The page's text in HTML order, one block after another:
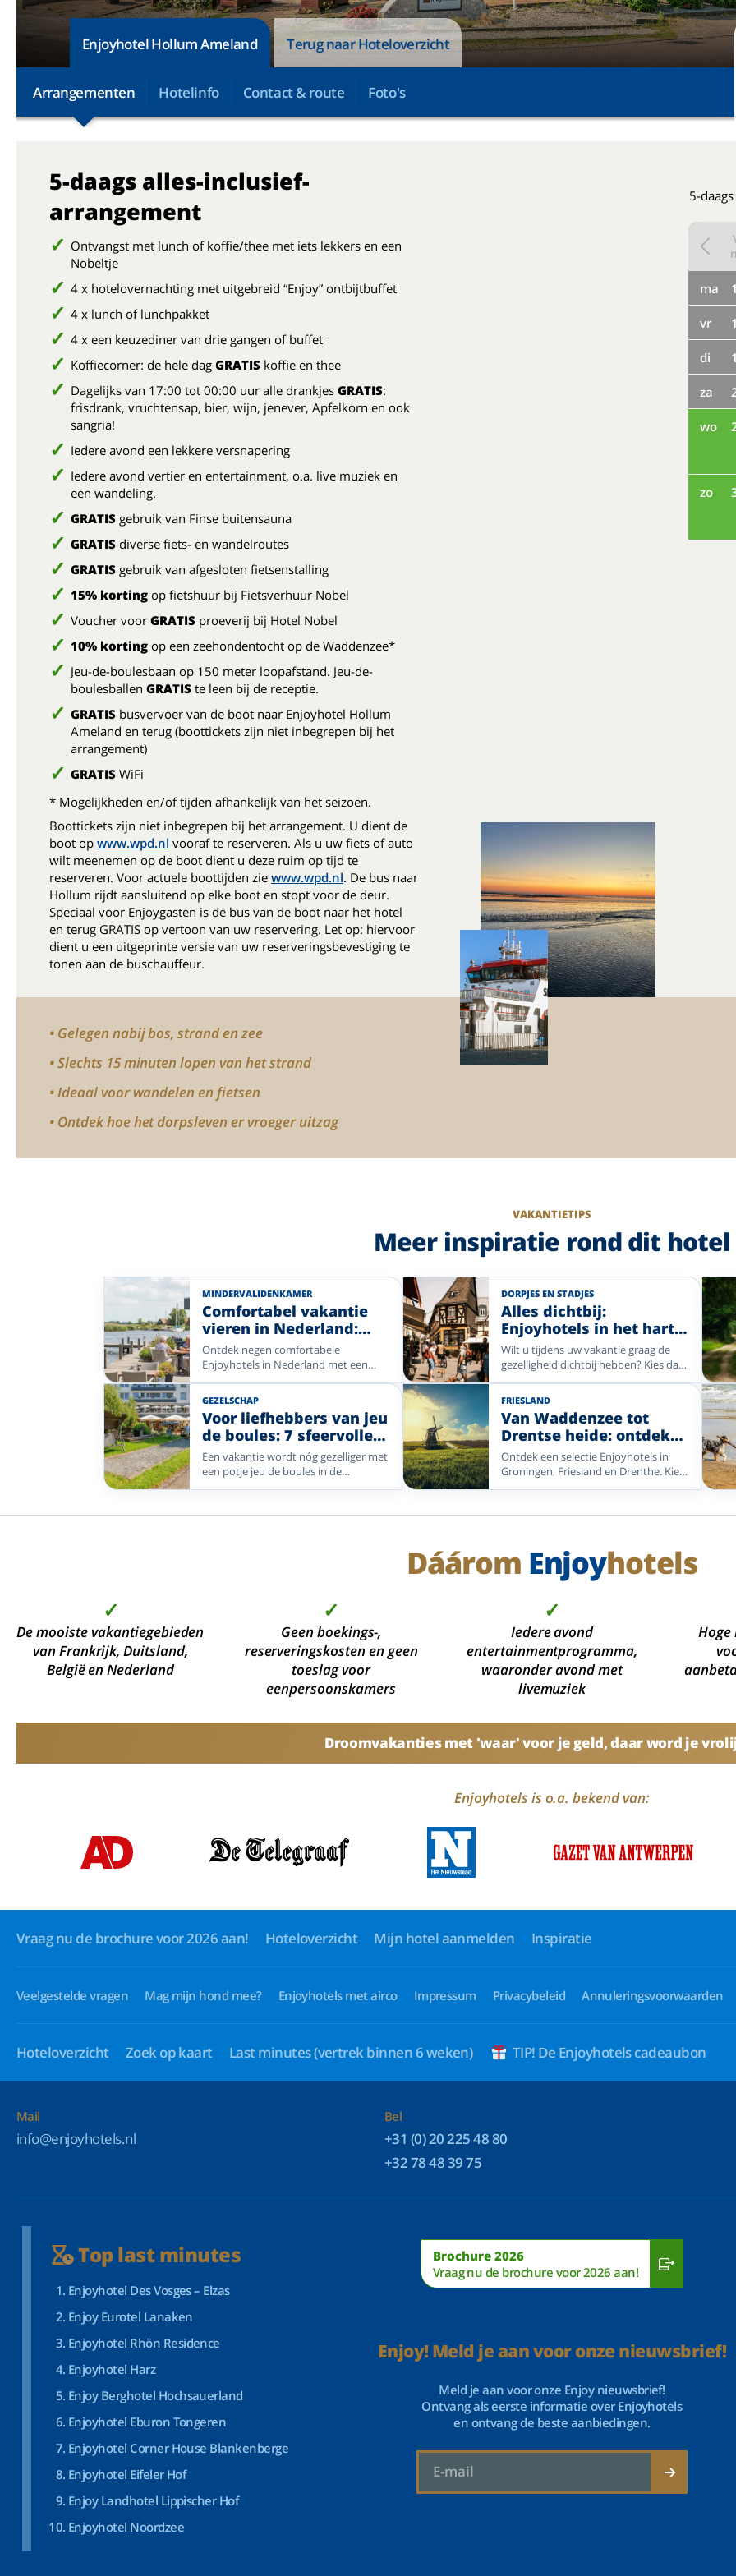
Enjoyhotel Hollum Ameland Terug naar Hoteloverzicht
Arrangementen Hotelinfo Contact & route Foto's
5-daags alles-inclusief-
arrangement
Ontvangst met lunch of koffie/thee met iets lekkers en een
Nobeltje
4 x hotelovernachting met uitgebreid “Enjoy” ontbijtbuffet
4 x lunch of lunchpakket
4 x een keuzediner van drie gangen of buffet
Koffiecorner: de hele dag GRATIS koffie en thee
Dagelijks van 17:00 tot 00:00 uur alle drankjes GRATIS:
frisdrank, vruchtensap, bier, wijn, jenever, Apfelkorn en ook
sangria!
Iedere avond een lekkere versnapering
Iedere avond vertier en entertainment, o.a. live muziek en
een wandeling.
GRATIS gebruik van Finse buitensauna
GRATIS diverse fiets- en wandelroutes
GRATIS gebruik van afgesloten fietsenstalling
15% korting op fietshuur bij Fietsverhuur Nobel
Voucher voor GRATIS proeverij bij Hotel Nobel
10% korting op een zeehondentocht op de Waddenzee*
Jeu-de-boulesbaan op 150 meter loopafstand. Jeu-de-
boulesballen GRATIS te leen bij de receptie.
GRATIS busvervoer van de boot naar Enjoyhotel Hollum
Ameland en terug (boottickets zijn niet inbegrepen bij het
arrangement)
GRATIS WiFi
* Mogelijkheden en/of tijden afhankelijk van het seizoen.
Boottickets zijn niet inbegrepen bij het arrangement. U dient de
boot op www.wpd.nl vooraf te reserveren. Als u uw fiets of auto
wilt meenemen op de boot dient u deze ruim op tijd te
reserveren. Voor actuele boottijden zie www.wpd.nl. De bus naar
Hollum rijdt aansluitend op elke boot en stopt voor de deur.
Speciaal voor Enjoygasten is de bus van de boot naar het hotel
en terug GRATIS op vertoon van uw reservering. Let op: hiervoor
dient u een uitgeprinte versie van uw reserveringsbevestiging te
tonen aan de buschauffeur.
5-
ma
vr
di
za
wo
zo
• Gelegen nabij bos, strand en zee
• Slechts 15 minuten lopen van het strand
• Ideaal voor wandelen en fietsen
• Ontdek hoe het dorpsleven er vroeger uitzag
VAKANTIETIPS
Meer inspiratie rond dit hotel
MINDERVALIDENKAMER
Comfortabel vakantie
vieren in Nederland:
Enjoyhotels met
mindervalidekamers
Ontdek negen comfortabele
Enjoyhotels in Nederland met een
mindervalidenkamer. Van de frisse
zeelucht aan de kust tot de rust van
de Veluwe, Friesland, Bergen, de
Betuwe en de Achterhoek: kies uw
favoriete bestemming en geniet
zorgeloos van een ontspannen
vakantie.
DORPJES EN STADJES
Alles dichtbij:
Enjoyhotels in het hart
van sfeervolle plaatsen
Wilt u tijdens uw vakantie graag de
gezelligheid dichtbij hebben? Kies dan
voor een Enjoyhotel in of nabij het
centrum. Van historische pleinen en
sfeervolle winkelstraten tot gezellige
dorpskernen: stap de deur uit en
ontdek direct de charme van uw
vakantiebestemming. Geniet van
comfort, gastvrijheid en alle mooie
plekken die op loopafstand liggen.
GEZELSCHAP
Voor liefhebbers van jeu
de boules: 7 sfeervolle
Enjoyhotels
Een vakantie wordt nóg gezelliger met
een potje jeu de boules in de
buitenlucht. Of u nu fanatiek speelt of
sfeer, bij deze zeven Enjoyhotels vindt
en de gastvrije sfeer die u van
Enjoyhotels gewend bent. Zo wordt
ieder verblijf een perfecte mix van
actief bezig zijn en onbezorgd
FRIESLAND
Van Waddenzee tot
Drentse heide: ontdek
de rust en ruimte van
Noord-Nederland met
Enjoyhotels
Ontdek een selectie Enjoyhotels in
Groningen, Friesland en Drenthe. Kies
voor wellness, Friese meren,
bos en heide.
Dáárom Enjoyhotels
✓
De mooiste vakantiegebieden
van Frankrijk, Duitsland,
België en Nederland
✓
Geen boekings-,
reserveringskosten en geen
toeslag voor
eenpersoonskamers
✓
Iedere avond
entertainmentprogramma,
waaronder avond met
livemuziek
Droomvakanties met 'waar' voor je geld, daar word je
Enjoyhotels is o.a. bekend van:
Vraag nu de brochure voor 2026 aan! Hoteloverzicht Mijn hotel aanmelden Inspiratie
Veelgestelde vragen Mag mijn hond mee? Enjoyhotels met airco Impressum Privacybeleid Annuleringsvoorwaarden
Hoteloverzicht Zoek op kaart Last minutes(vertrek binnen 6 weken) TIP! De Enjoyhotels cadeaubon
Mail
info@enjoyhotels.nl
Bel
+31 (0) 20 225 48 80
+32 78 48 39 75
Top last minutes
Enjoyhotel Des Vosges – Elzas
Enjoy Eurotel Lanaken
Enjoyhotel Rhön Residence
Enjoyhotel Harz
Enjoy Berghotel Hochsauerland
Enjoyhotel Eburon Tongeren
Enjoyhotel Corner House Blankenberge
Enjoyhotel Eifeler Hof
Enjoy Landhotel Lippischer Hof
Enjoyhotel Noordzee
Brochure 2026
Vraag nu de brochure voor 2026 aan!
Enjoy! Meld je aan voor onze nieuwsbrief!
Meld je aan voor onze Enjoy nieuwsbrief!
Ontvang als eerste informatie over Enjoyhotels
en ontvang de beste aanbiedingen.